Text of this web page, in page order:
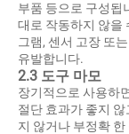
부품 등으로 구성됩
대로 작동하지 않을
그램, 센서 고장 또
유발합니다.
2.3 도구 마모
장기적으로 사용하
절단 효과가 좋지
지 않거나 부정확